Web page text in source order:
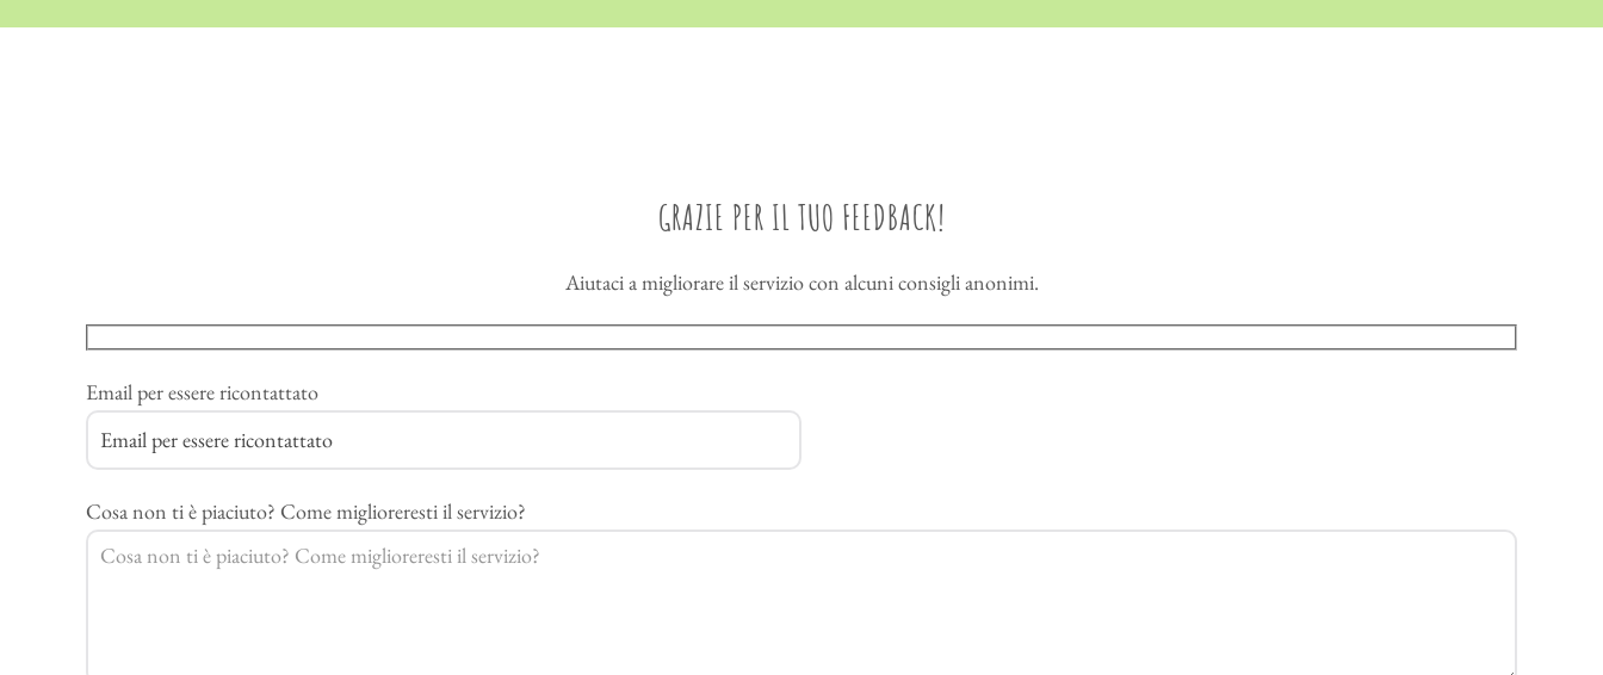
GRAZIE PER IL TUO FEEDBACK!
Aiutaci a migliorare il servizio con alcuni consigli anonimi.
Email per essere ricontattato
Cosa non ti è piaciuto? Come miglioreresti il servizio?